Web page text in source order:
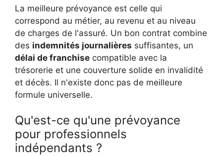
La meilleure prévoyance est celle qui
correspond au métier, au revenu et au niveau
de charges de l'assuré. Un bon contrat combine
des indemnités journalières suffisantes, un
délai de franchise compatible avec la
trésorerie et une couverture solide en invalidité
et décès. Il n'existe donc pas de meilleure
formule universelle.
Qu'est-ce qu'une prévoyance
pour professionnels
indépendants ?